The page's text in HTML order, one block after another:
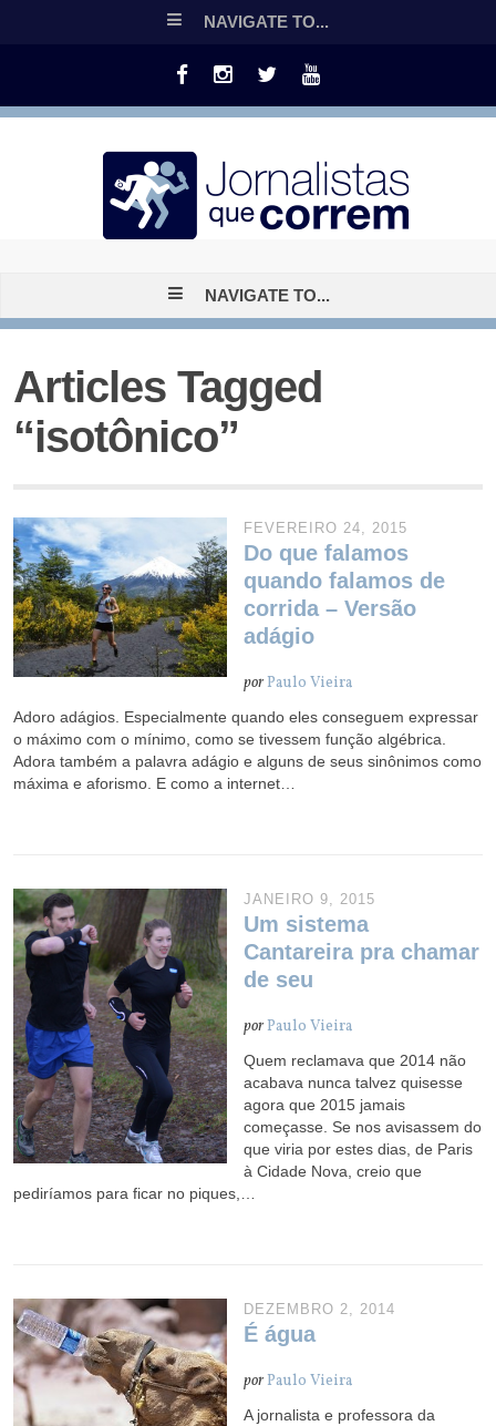
NAVIGATE TO...
NAVIGATE TO...
Articles Tagged
“isotônico”
FEVEREIRO 24, 2015
Do que falamos
quando falamos de
corrida – Versão
adágio
porPaulo Vieira
Adoro adágios. Especialmente quando eles conseguem expressar
o máximo com o mínimo, como se tivessem função algébrica.
Adora também a palavra adágio e alguns de seus sinônimos como
máxima e aforismo. E como a internet…
JANEIRO 9, 2015
Um sistema
Cantareira pra chamar
de seu
porPaulo Vieira
Quem reclamava que 2014 não
acabava nunca talvez quisesse
agora que 2015 jamais
começasse. Se nos avisassem do
que viria por estes dias, de Paris
à Cidade Nova, creio que
pediríamos para ficar no piques,…
DEZEMBRO 2, 2014
É água
porPaulo Vieira
A jornalista e professora da